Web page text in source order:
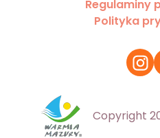
Regulaminy
Polityka
Copyright